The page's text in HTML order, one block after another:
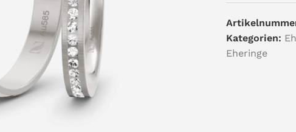
Kategorien:
Eheringe